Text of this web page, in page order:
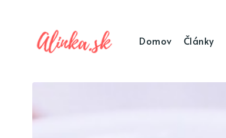
Domov Články